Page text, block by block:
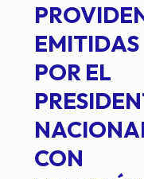
EMITIDAS
POR EL
CON